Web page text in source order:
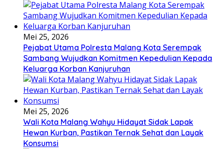
Mei 25, 2026
Pejabat Utama Polresta Malang Kota Serempak
Sambang Wujudkan Komitmen Kepedulian Kepada
Keluarga Korban Kanjuruhan
Mei 25, 2026
Wali Kota Malang Wahyu Hidayat Sidak Lapak
Hewan Kurban, Pastikan Ternak Sehat dan Layak
Konsumsi